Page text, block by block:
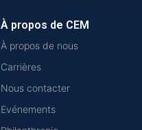
À propos de CEM
À propos de nous
Carrières
Nous contacter
Evénements